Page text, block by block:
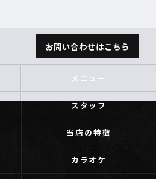
お問い合わせはこちら
メニュー
スタッフ
当店の特徴
カラオケ